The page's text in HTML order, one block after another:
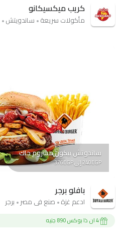
كريب ميكسيكانو
مأكولات سريعة ساندويتش
ساندوتش بيكون مشروم جاك
240EGP إلى 376EGP
بافلو برجر
ادعم غزة صنع فى مصر برجر
4 ان ذا بوكس 890 جنيه